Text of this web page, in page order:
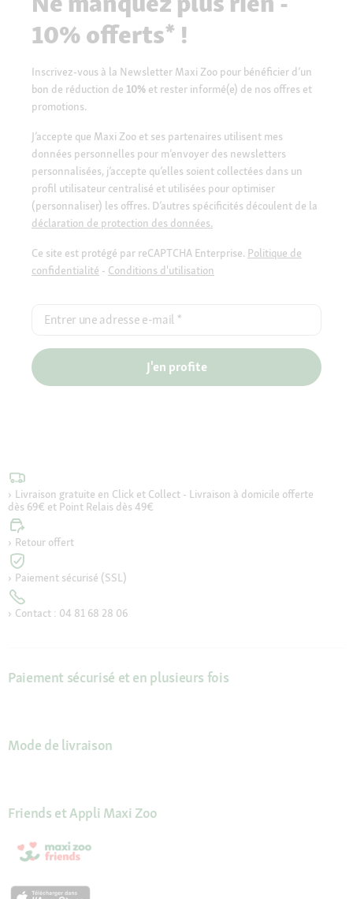
10% offerts* !
Inscrivez-vous à la Newsletter Maxi Zoo pour bénéficier d’un
bon de réduction de 10% et rester informé(e) de nos offres et
promotions.
J’accepte que Maxi Zoo et ses partenaires utilisent mes
données personnelles pour m’envoyer des newsletters
personnalisées, j’accepte qu’elles soient collectées dans un
profil utilisateur centralisé et utilisées pour optimiser
(personnaliser) les offres. D’autres spécificités découlent de la
déclaration de protection des données.
Ce site est protégé par reCAPTCHA Enterprise. Politique de
confidentialité - Conditions d'utilisation
Entrer une adresse e-mail *
J'en profite
Livraison gratuite en Click et Collect - Livraison à domicile offerte
dès 69€ et Point Relais dès 49€
Retour offert
Paiement sécurisé (SSL)
Contact : 04 81 68 28 06
Paiement sécurisé et en plusieurs fois
Mode de livraison
Friends et Appli Maxi Zoo